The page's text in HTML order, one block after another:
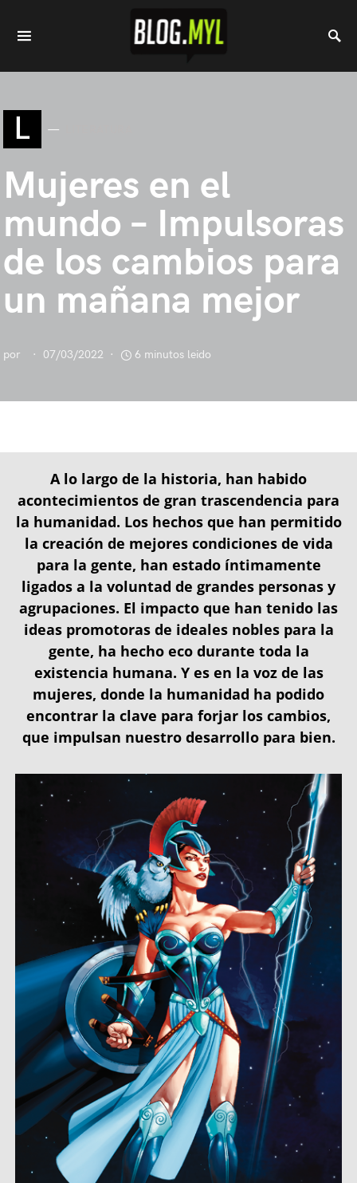
L
Mujeres en el
mundo – Impulsoras
de los cambios para
un mañana mejor
por 07/03/2022 6 minutos leido
A lo largo de la historia, han habido
acontecimientos de gran trascendencia para
la humanidad. Los hechos que han permitido
la creación de mejores condiciones de vida
para la gente, han estado íntimamente
ligados a la voluntad de grandes personas y
agrupaciones. El impacto que han tenido las
ideas promotoras de ideales nobles para la
gente, ha hecho eco durante toda la
existencia humana. Y es en la voz de las
mujeres, donde la humanidad ha podido
encontrar la clave para forjar los cambios,
que impulsan nuestro desarrollo para bien.